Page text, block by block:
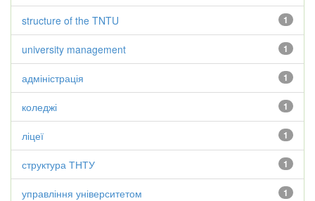
1
structure of the TNTU
1
university management
1
адміністрація
1
коледжі
1
ліцеї
1
структура ТНТУ
1
управління університетом